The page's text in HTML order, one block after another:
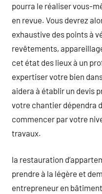
pourra le réaliser vous-
en revue. Vous devrez
exhaustive des points à
revêtements,
cet état des lieux à un
expertiser votre bien
aidera à établir un devis
votre chantier dépendra
commencer par votre
travaux.
la restauration
prendre à la légère et
entrepreneur en